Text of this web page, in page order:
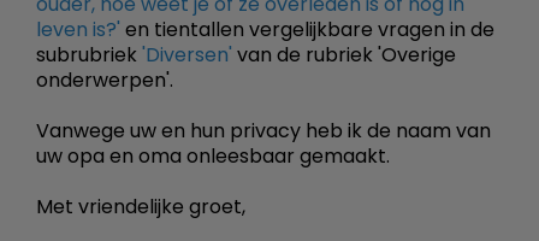
leven is?' en tientallen vergelijkbare vragen in de
subrubriek 'Diversen' van de rubriek 'Overige
onderwerpen'.
Vanwege uw en hun privacy heb ik de naam van
uw opa en oma onleesbaar gemaakt.
Met vriendelijke groet,